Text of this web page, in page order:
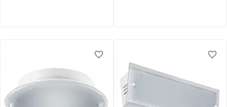
favorite_border
favorite_border
favorite_border favorite_border
favorite_border
favorite_border